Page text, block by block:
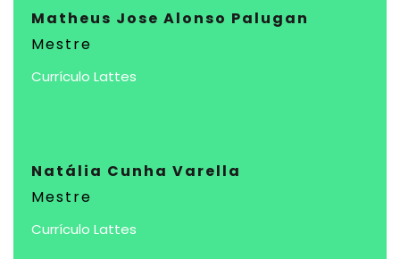
Matheus Jose Alonso Palugan
Mestre
Currículo Lattes
Natália Cunha Varella
Mestre
Currículo Lattes